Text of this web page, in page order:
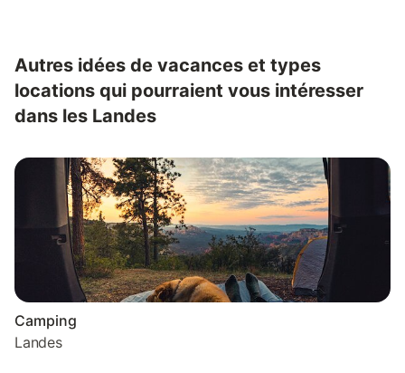
Autres idées de vacances et types
locations qui pourraient vous intéresser
dans les Landes
Camping
Landes